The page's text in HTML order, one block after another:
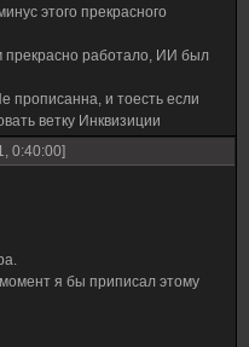
этого прекрасного
прекрасно работало, ИИ был
прописанна, и тоесть если
ветку Инквизиции
0:40:00]
я бы приписал этому